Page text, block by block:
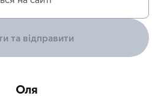
та відправити
Оля